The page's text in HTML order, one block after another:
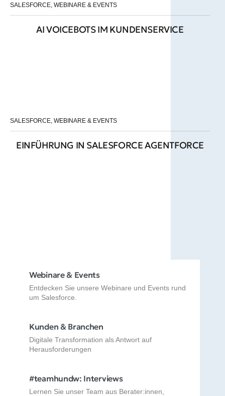
SALESFORCE WEBINARE & EVENTS
AI VOICEBOTS IM KUNDENSERVICE
SALESFORCE WEBINARE & EVENTS
EINFÜHRUNG IN SALESFORCE AGENTFORCE
Webinare & Events
Entdecken Sie unsere Webinare und Events rund
um Salesforce.
Kunden & Branchen
Digitale Transformation als Antwort auf
Herausforderungen
#teamhundw: Interviews
Lernen Sie unser Team aus Berater:innen,